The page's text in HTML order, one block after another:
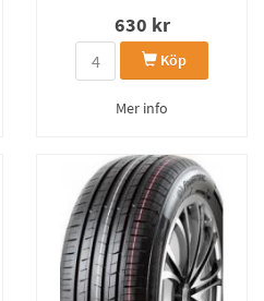
630 kr
Köp
Mer info